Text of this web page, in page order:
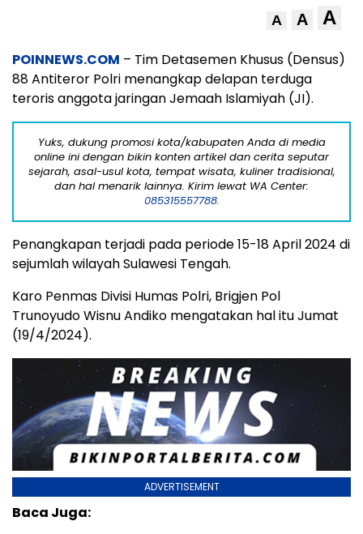
A A A
POINNEWS.COM – Tim Detasemen Khusus (Densus)
88 Antiteror Polri menangkap delapan terduga
teroris anggota jaringan Jemaah Islamiyah (JI).
Yuks, dukung promosi kota/kabupaten Anda di media
online ini dengan bikin konten artikel dan cerita seputar
sejarah, asal-usul kota, tempat wisata, kuliner tradisional,
dan hal menarik lainnya. Kirim lewat WA Center:
085315557788.
Penangkapan terjadi pada periode 15-18 April 2024 di
sejumlah wilayah Sulawesi Tengah.
Karo Penmas Divisi Humas Polri, Brigjen Pol
Trunoyudo Wisnu Andiko mengatakan hal itu Jumat
(19/4/2024).
ADVERTISEMENT
Baca Juga: